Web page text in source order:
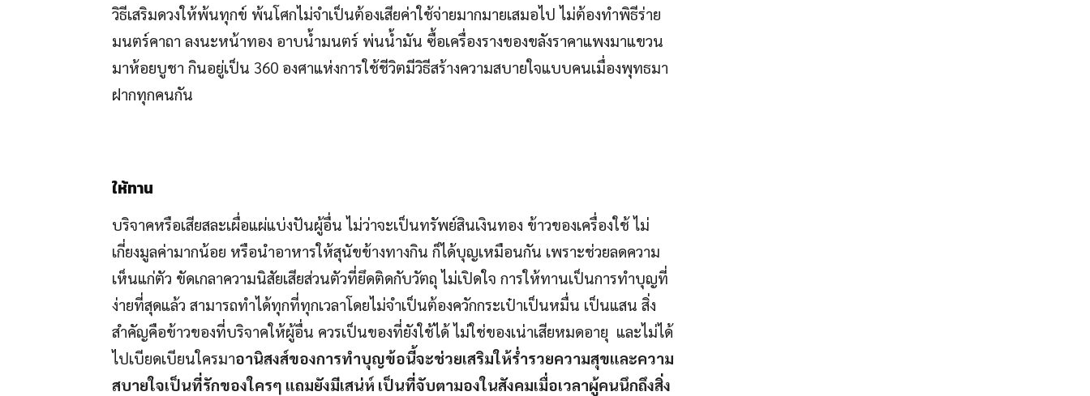
วิธีเสริมดวงให้พ้นทุกข์ พ้นโศกไม่จำเป็นต้องเสียค่าใช้จ่ายมากมายเสมอไป ไม่ต้องทำพิธีร่าย
มนตร์คาถา ลงนะหน้าทอง อาบน้ำมนตร์ พ่นน้ำมัน ซื้อเครื่องรางของขลังราคาแพงมาแขวน
มาห้อยบูชา กินอยู่เป็น 360 องศาแห่งการใช้ชีวิตมีวิธีสร้างความสบายใจแบบคนเมื่องพุทธมา
ฝากทุกคนกัน
ให้ทาน
บริจาคหรือเสียสละเผื่อแผ่แบ่งปันผู้อื่น ไม่ว่าจะเป็นทรัพย์สินเงินทอง ข้าวของเครื่องใช้ ไม่
เกี่ยงมูลค่ามากน้อย หรือนำอาหารให้สุนัขข้างทางกิน ก็ได้บุญเหมือนกัน เพราะช่วยลดความ
เห็นแก่ตัว ขัดเกลาความนิสัยเสียส่วนตัวที่ยึดติดกับวัตถุ ไม่เปิดใจ การให้ทานเป็นการทำบุญที่
ง่ายที่สุดแล้ว สามารถทำได้ทุกที่ทุกเวลาโดยไม่จำเป็นต้องควักกระเป๋าเป็นหมื่น เป็นแสน สิ่ง
สำคัญคือข้าวของที่บริจาคให้ผู้อื่น ควรเป็นของที่ยังใช้ได้ ไม่ใช่ของเน่าเสียหมดอายุ และไม่ได้
ไปเบียดเบียนใครมาอานิสงส์ของการทำบุญข้อนี้จะช่วยเสริมให้ร่ำรวยความสุขและความ
สบายใจเป็นที่รักของใครๆ แถมยังมีเสน่ห์ เป็นที่จับตามองในสังคมเมื่อเวลาผู้คนนึกถึงสิ่ง